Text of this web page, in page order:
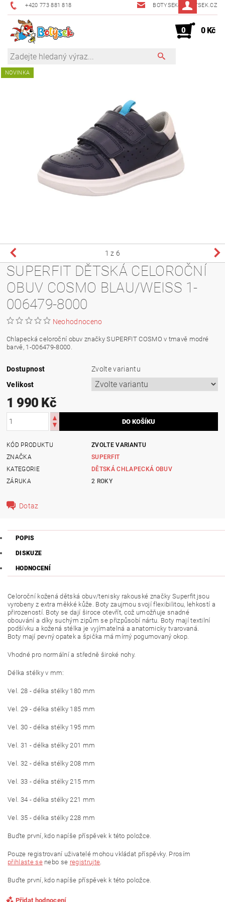
+420 773 881 818 BOTYSEK@BOTYSEK.CZ
0 0 Kč
NOVINKA
1 z 6
SUPERFIT DĚTSKÁ CELOROČNÍ
OBUV COSMO BLAU/WEISS 1-
006479-8000
Neohodnoceno
Chlapecká celoroční obuv značky SUPERFIT COSMO v tmavě modré
barvě, 1-006479-8000.
Dostupnost
Zvolte variantu
Velikost
1 990 Kč
KÓD PRODUKTU
ZVOLTE VARIANTU
ZNAČKA
SUPERFIT
KATEGORIE
DĚTSKÁ CHLAPECKÁ OBUV
ZÁRUKA
2 ROKY
Dotaz
POPIS
DISKUZE
HODNOCENÍ
Celoroční kožená dětská obuv/tenisky rakouské značky Superfit jsou
vyrobeny z extra měkké kůže. Boty zaujmou svojí flexibilitou, lehkostí a
přirozeností. Boty se dají široce otevřít, což umožňuje snadné
obouvání a díky suchým zipům se přizpůsobí nártu. Boty mají textilní
podšívku a kožená stélka je vyjímatelná a anatomicky tvarovaná.
Boty mají pevný opatek a špička má mírný pogumovaný okop.
Vhodné pro normální a středně široké nohy.
Délka stélky v mm:
Vel. 28 - délka stélky 180 mm
Vel. 29 - délka stélky 185 mm
Vel. 30 - délka stélky 195 mm
Vel. 31 - délka stélky 201 mm
Vel. 32 - délka stélky 208 mm
Vel. 33 - délka stélky 215 mm
Vel. 34 - délka stélky 221 mm
Vel. 35 - délka stélky 228 mm
Buďte první, kdo napíše příspěvek k této položce.
Pouze registrovaní uživatelé mohou vkládat příspěvky. Prosím
přihlaste senebo se registrujte.
Buďte první, kdo napíše příspěvek k této položce.
Přidat hodnocení